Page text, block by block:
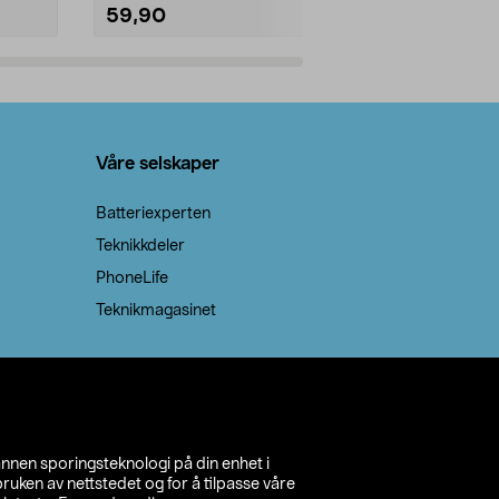
sporingsteknologi på din enhet i
av nettstedet og for å tilpasse våre
59,90
Våre selskaper
Batteriexperten
Teknikkdeler
PhoneLife
Teknikmagasinet